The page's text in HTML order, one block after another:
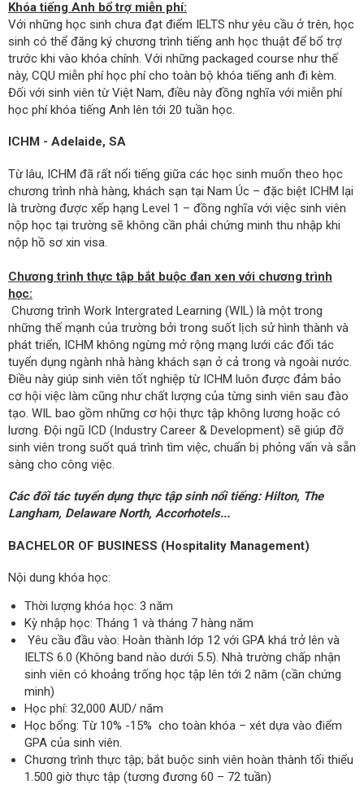
Khóa tiếng Anh bổ trợ miễn phí:
Với những học sinh chưa đạt điểm IELTS như yêu cầu ở trên, học
sinh có thể đăng ký chương trình tiếng anh học thuật để bổ trợ
trước khi vào khóa chính. Với những packaged course như thế
này, CQU miễn phí học phí cho toàn bộ khóa tiếng anh đi kèm.
Đối với sinh viên từ Việt Nam, điều này đồng nghĩa với miễn phí
học phí khóa tiếng Anh lên tới 20 tuần học.
ICHM - Adelaide, SA
Từ lâu, ICHM đã rất nổi tiếng giữa các học sinh muốn theo học
chương trình nhà hàng, khách sạn tại Nam Úc – đặc biệt ICHM lại
là trường được xếp hạng Level 1 – đồng nghĩa với việc sinh viên
nộp học tại trường sẽ không cần phải chứng minh thu nhập khi
nộp hồ sơ xin visa.
Chương trình thực tập bắt buộc đan xen với chương trình
học:
Chương trình Work Intergrated Learning (WIL) là một trong
những thế mạnh của trường bởi trong suốt lịch sử hình thành và
phát triển, ICHM không ngừng mở rộng mạng lưới các đối tác
tuyển dụng ngành nhà hàng khách sạn ở cả trong và ngoài nước.
Điều này giúp sinh viên tốt nghiệp từ ICHM luôn được đảm bảo
cơ hội việc làm cũng như chất lượng của từng sinh viên sau đào
tạo. WIL bao gồm những cơ hội thực tập không lương hoặc có
lương. Đội ngũ ICD (Industry Career & Development) sẽ giúp đỡ
sinh viên trong suốt quá trình tìm việc, chuẩn bị phỏng vấn và sẵn
sàng cho công việc.
Các đối tác tuyển dụng thực tập sinh nổi tiếng: Hilton, The
Langham, Delaware North, Accorhotels...
BACHELOR OF BUSINESS (Hospitality Management)
Nội dung khóa học:
Thời lượng khóa học: 3 năm
Kỳ nhập học: Tháng 1 và tháng 7 hàng năm
Yêu cầu đầu vào: Hoàn thành lớp 12 với GPA khá trở lên và
IELTS 6.0 (Không band nào dưới 5.5). Nhà trường chấp nhận
sinh viên có khoảng trống học tập lên tới 2 năm (cần chứng
minh)
Học phí: 32,000 AUD/ năm
Học bổng: Từ 10% -15% cho toàn khóa – xét dựa vào điểm
GPA của sinh viên.
Chương trình thực tập; bắt buộc sinh viên hoàn thành tối thiểu
1.500 giờ thực tập (tương đương 60 – 72 tuần)